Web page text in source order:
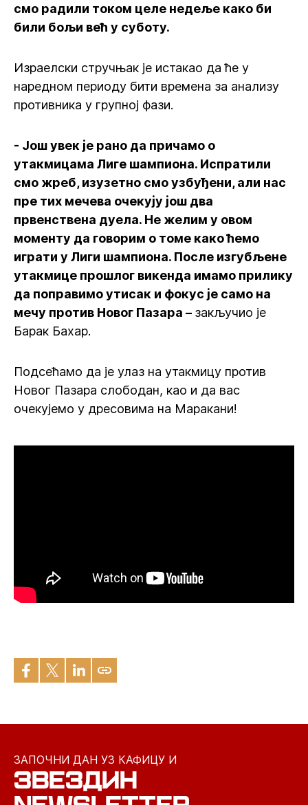
смо радили током целе недеље како би
били бољи већ у суботу.
Израелски стручњак је истакао да ће у
наредном периоду бити времена за анализу
противника у групној фази.
- Још увек је рано да причамо о
утакмицама Лиге шампиона. Испратили
смо жреб, изузетно смо узбуђени, али нас
пре тих мечева очекују још два
првенствена дуела. Не желим у овом
моменту да говорим о томе како ћемо
играти у Лиги шампиона. После изгубљене
утакмице прошлог викенда имамо прилику
да поправимо утисак и фокус је само на
мечу против Новог Пазара – закључио је
Барак Бахар.
Подсећамо да је улаз на утакмицу против
Новог Пазара слободан, као и да вас
очекујемо у дресовима на Маракани!
ЗАПОЧНИ ДАН УЗ КАФИЦУ И
ЗВЕЗДИН